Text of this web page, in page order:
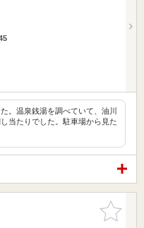
。温泉銭湯を調べていて、油川
当たりでした。駐車場から見た
お気に入
りに追加